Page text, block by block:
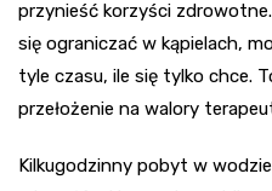
przynieść korzyści
się ograniczać w kąpielach,
tyle czasu, ile się tylko chce.
przełożenie na walory
Kilkugodzinny pobyt w